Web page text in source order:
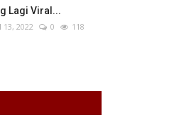
Lagi Viral...
13, 2022 0
118